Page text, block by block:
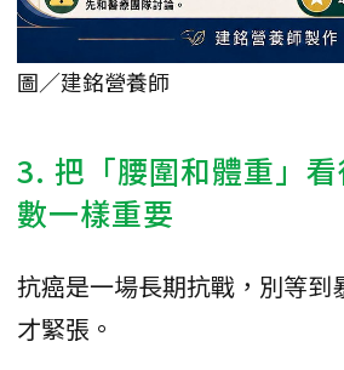
圖／建銘營養師
3. 把「腰圍和體重」
數一樣重要
抗癌是一場長期抗戰，別等到
才緊張。